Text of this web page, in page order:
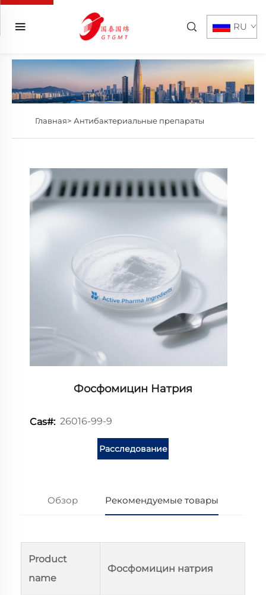
RU
Главная> Антибактериальные препараты
Фосфомицин Натрия
Cas#: 26016-99-9
Расследование
Обзор Рекомендуемые товары
Product
name
Фосфомицин натрия